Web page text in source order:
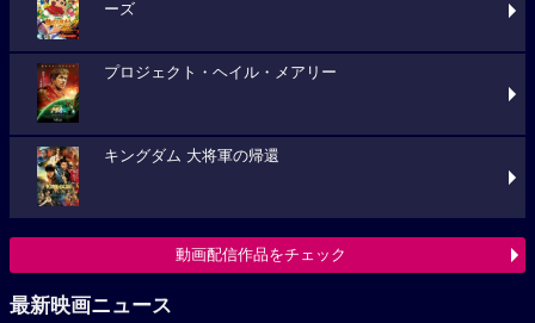
ーズ
プロジェクト・ヘイル・メアリー
キングダム 大将軍の帰還
動画配信作品をチェック
最新映画ニュース